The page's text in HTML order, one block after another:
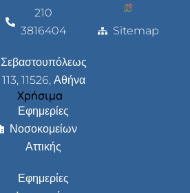
210
3816404
Σεβαστουπόλεως
113, 11526, Αθήνα
Χρήσιμα
Εφημερίες
Νοσοκομείων
Αττικής
Εφημερίες
Sitemap